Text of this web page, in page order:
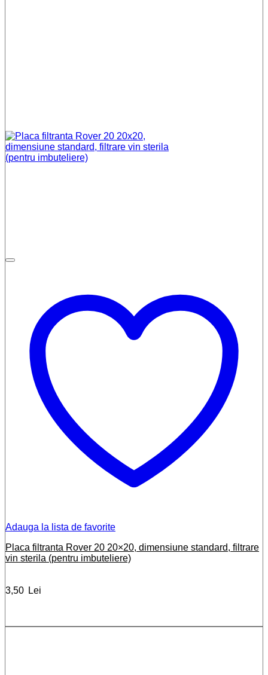
Adauga la lista de favorite
Placa filtranta Rover 20 20×20, dimensiune standard, filtrare
vin sterila (pentru imbuteliere)
3,50 Lei